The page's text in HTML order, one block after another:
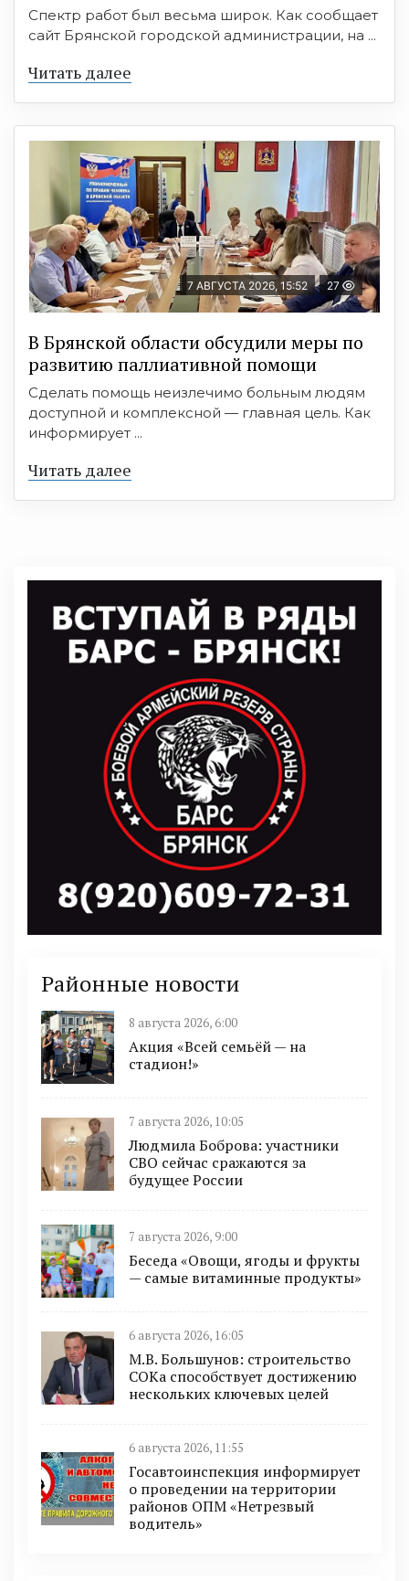
Спектр работ был весьма широк. Как сообщает
сайт Брянской городской администрации, на ...
Читать далее
7 АВГУСТА 2026, 15:52 27
В Брянской области обсудили меры по
развитию паллиативной помощи
Сделать помощь неизлечимо больным людям
доступной и комплексной — главная цель. Как
информирует ...
Читать далее
Районные новости
8 августа 2026, 6:00
Акция «Всей семьёй — на
стадион!»
7 августа 2026, 10:05
Людмила Боброва: участники
СВО сейчас сражаются за
будущее России
7 августа 2026, 9:00
Беседа «Овощи, ягоды и фрукты
— самые витаминные продукты»
6 августа 2026, 16:05
М.В. Большунов: строительство
СОКа способствует достижению
нескольких ключевых целей
6 августа 2026, 11:55
Госавтоинспекция информирует
о проведении на территории
районов ОПМ «Нетрезвый
водитель»